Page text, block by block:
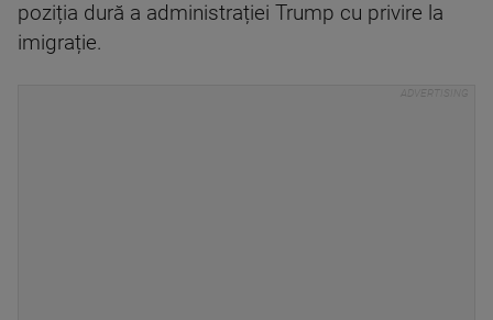
poziția dură a administrației Trump cu privire la
imigrație.